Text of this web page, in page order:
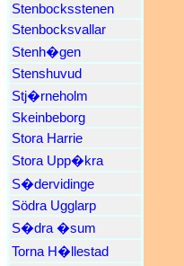
Stenbocksstenen
Stenbocksvallar
Stenh�gen
Stenshuvud
Stj�rneholm
Skeinbeborg
Stora Harrie
Stora Upp�kra
S�dervidinge
Södra Ugglarp
S�dra �sum
Torna H�llestad